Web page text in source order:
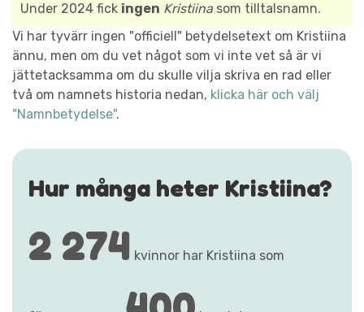
Under 2024 fick ingen Kristiinasom tilltalsnamn.
Vi har tyvärr ingen "officiell" betydelsetext om Kristiina
ännu, men om du vet något som vi inte vet så är vi
jättetacksamma om du skulle vilja skriva en rad eller
två om namnets historia nedan, klicka här och välj
"Namnbetydelse".
Hur många heter Kristiina?
2 274 kvinnor har Kristiina som